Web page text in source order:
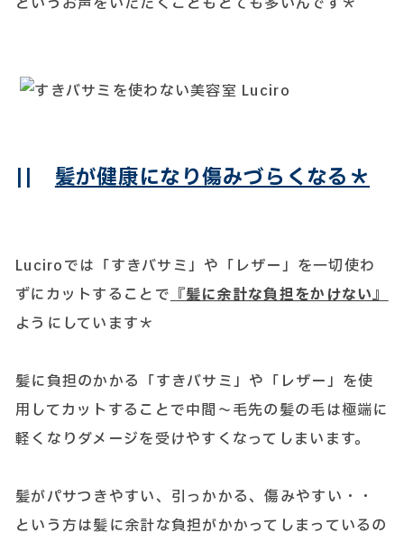
|| 髪が健康になり傷みづらくなる＊
Luciroでは「すきバサミ」や「レザー」を一切使わ
ずにカットすることで 『髪に余計な負担をかけない』
ようにしています＊
髪に負担のかかる「すきバサミ」や「レザー」を使
用してカットすることで中間～毛先の髪の毛は極端に
軽くなりダメージを受けやすくなってしまいます。
髪がパサつきやすい、引っかかる、傷みやすい・・
という方は髪に余計な負担がかかってしまっているの